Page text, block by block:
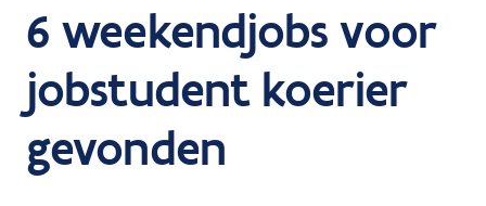
6 weekendjobs voor
jobstudent koerier
gevonden